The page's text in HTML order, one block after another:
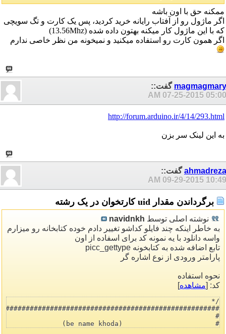
ممکنه حق با اون باشه
اگر ماژول رو از آفتاب رایانه خرید کردید، پس یک کارت و تگ سویچی
که با این ماژول کار میکنه بهتون داده شده (13.56Mhz)
اگر همون کارت رو استفاده میکنید و نمیخونه من نظر خاصی ندارم
magmagmary گفت::
07-25-2015 05:00 AM
http://forum.arduino.ir/4/14/293.html
به این لینک سر بزن
ahmadrezaگفت::
09-29-2015 10:49 AM
برگرداندن مقدار uid کارتخوان در یک رشته
نوشته اصلی توسط navidnkh
به خاطر اینکه چند فایلو کداشو تغییر دادم خوده کتابخانه رو میزارم
واسه دانلود با یه نمونه کد برای اسفاده از اون
تابع اضافه شده به کتابخونه picc_gettype
پارامتر ورودی از نوع اشاره گر
نحوه استفاده
کد: [مشاهده]